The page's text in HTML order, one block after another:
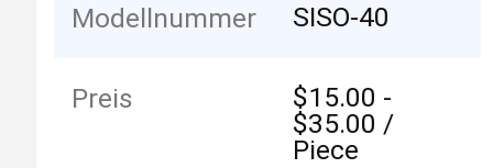
Modellnummer SISO-40
Preis
$15.00 -
$35.00 /
Piece